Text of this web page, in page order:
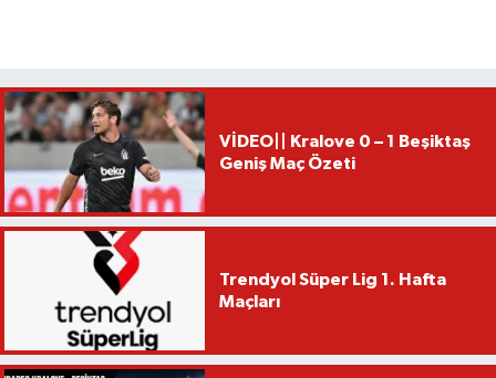
VİDEO|| Kralove 0 – 1 Beşiktaş
Geniş Maç Özeti
Trendyol Süper Lig 1. Hafta
Maçları